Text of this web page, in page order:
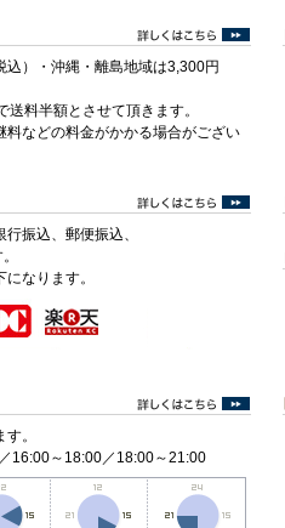
）・沖縄・離島地域は3,300円
料半額とさせて頂きます。
などの料金がかかる場合がござい
振込、郵便振込、
なります。
。
16:00～18:00／18:00～21:00